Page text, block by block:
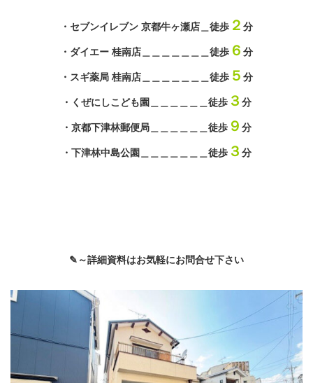
・セブンイレブン 京都牛ヶ瀬店＿徒歩 ２ 分
・ダイエー 桂南店＿＿＿＿＿＿＿徒歩 ６ 分
・スギ薬局 桂南店＿＿＿＿＿＿＿徒歩 ５ 分
・くぜにしこども園＿＿＿＿＿＿徒歩 ３ 分
・京都下津林郵便局＿＿＿＿＿＿徒歩 ９ 分
・下津林中島公園＿＿＿＿＿＿＿徒歩 ３ 分
✎～詳細資料はお気軽にお問合せ下さい